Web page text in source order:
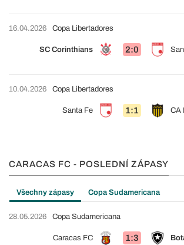
16.04.2026
SC Corinthians 2:0
Copa Libertadores
10.04.2026
Santa Fe 1:1 CA
Copa Libertadores
CARACAS FC - POSLEDNÍ ZÁPASY
Všechny zápasy Copa Sudamericana
28.05.2026
Caracas FC 1:3
Copa Sudamericana